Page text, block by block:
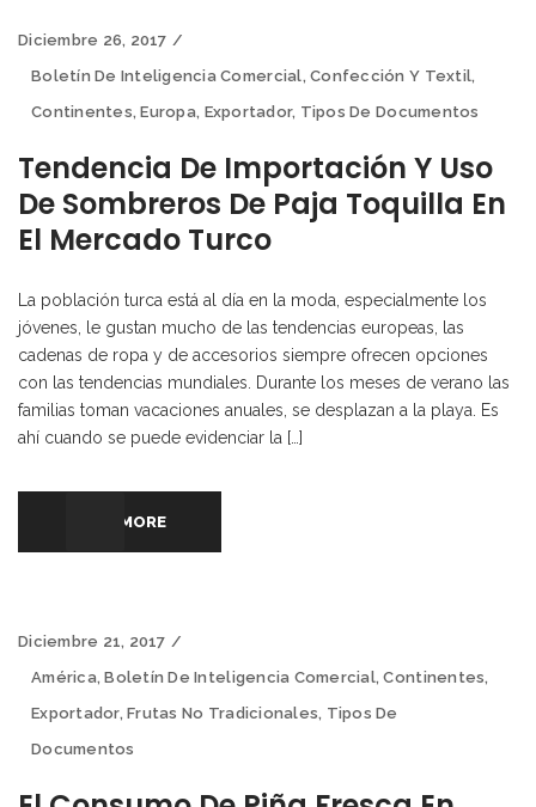
Diciembre 26, 2017
Boletín De Inteligencia Comercial,Confección Y Textil,
Continentes,Europa, Exportador, Tipos De Documentos
Tendencia De Importación Y Uso
De Sombreros De Paja Toquilla En
El Mercado Turco
La población turca está al día en la moda, especialmente los
jóvenes, le gustan mucho de las tendencias europeas, las
cadenas de ropa y de accesorios siempre ofrecen opciones
con las tendencias mundiales. Durante los meses de verano las
familias toman vacaciones anuales, se desplazan a la playa. Es
ahí cuando se puede evidenciar la […]
READ MORE
Diciembre 21, 2017
América,Boletín De Inteligencia Comercial,Continentes,
Exportador,Frutas No Tradicionales, Tipos De
Documentos